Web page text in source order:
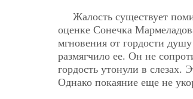
Жалость существует
оценке Сонечка
мгновения от гордости
размягчило ее. Он не
гордость утонули в
Однако покаяние еще не